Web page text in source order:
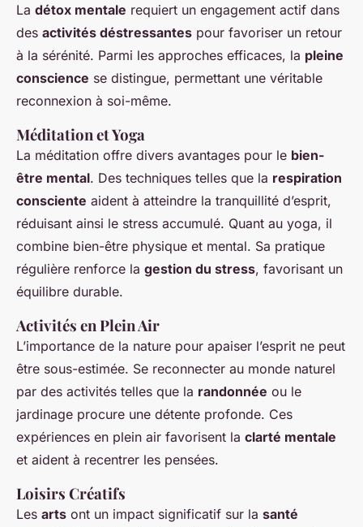
La détox mentale requiert un engagement actif dans
des activités déstressantes pour favoriser un retour
à la sérénité. Parmi les approches efficaces, la pleine
conscience se distingue, permettant une véritable
reconnexion à soi-même.
Méditation et Yoga
La méditation offre divers avantages pour le bien-
être mental. Des techniques telles que la respiration
consciente aident à atteindre la tranquillité d’esprit,
réduisant ainsi le stress accumulé. Quant au yoga, il
combine bien-être physique et mental. Sa pratique
régulière renforce la gestion du stress, favorisant un
équilibre durable.
Activités en Plein Air
L’importance de la nature pour apaiser l’esprit ne peut
être sous-estimée. Se reconnecter au monde naturel
par des activités telles que la randonnée ou le
jardinage procure une détente profonde. Ces
expériences en plein air favorisent la clarté mentale
et aident à recentrer les pensées.
Loisirs Créatifs
Les arts ont un impact significatif sur la santé